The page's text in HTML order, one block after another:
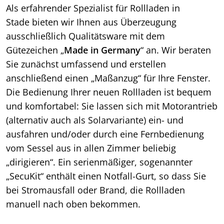
Als erfahrender Spezialist für Rollladen in
Stade bieten wir Ihnen aus Überzeugung
ausschließlich Qualitätsware mit dem
Gütezeichen „Made in Germany“ an. Wir beraten
Sie zunächst umfassend und erstellen
anschließend einen „Maßanzug“ für Ihre Fenster.
Die Bedienung Ihrer neuen Rollladen ist bequem
und komfortabel: Sie lassen sich mit Motorantrieb
(alternativ auch als Solarvariante) ein- und
ausfahren und/oder durch eine Fernbedienung
vom Sessel aus in allen Zimmer beliebig
„dirigieren“. Ein serienmäßiger, sogenannter
„SecuKit“ enthält einen Notfall-Gurt, so dass Sie
bei Stromausfall oder Brand, die Rollladen
manuell nach oben bekommen.